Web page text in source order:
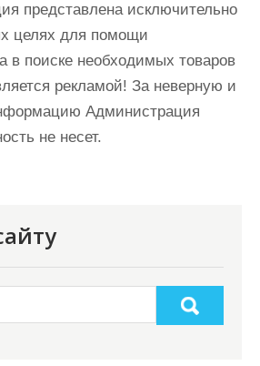
представлена исключительно
целях для помощи
в поиске необходимых товаров
рекламой! За неверную и
Администрация
не несет.